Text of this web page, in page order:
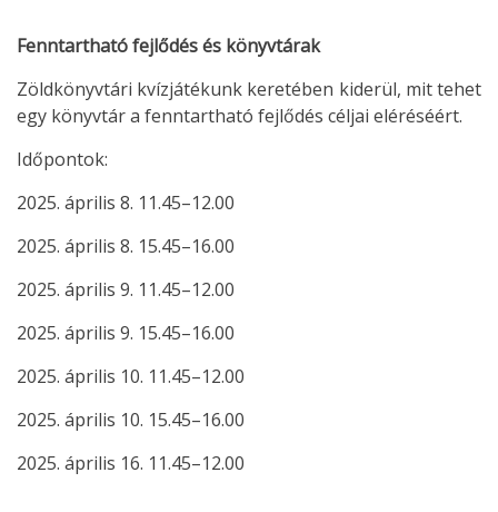
Fenntartható fejlődés és könyvtárak
Zöldkönyvtári kvízjátékunk keretében kiderül, mit tehet
egy könyvtár a fenntartható fejlődés céljai eléréséért.
Időpontok:
2025. április 8. 11.45–12.00
2025. április 8. 15.45–16.00
2025. április 9. 11.45–12.00
2025. április 9. 15.45–16.00
2025. április 10. 11.45–12.00
2025. április 10. 15.45–16.00
2025. április 16. 11.45–12.00